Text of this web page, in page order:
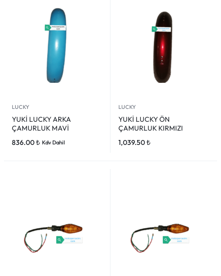
LUCKY
YUKİ LUCKY ARKA
ÇAMURLUK MAVİ
836.00₺ Kdv Dahil
LUCKY
YUKİ LUCKY ÖN
ÇAMURLUK KIRMIZI
1,039.50₺